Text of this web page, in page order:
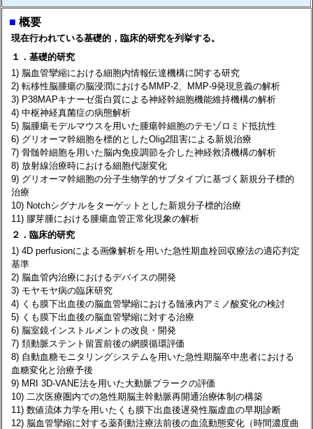
■ 概要
現在行われている基礎的，臨床的研究を列挙する。
１．基礎的研究
1) 脳血管攣縮における細胞内情報伝達機構に関する研究
2) 転移性脳腫瘍の脳浸潤におけるMMP-2、MMP-9発現意義の解析
3) P38MAPキナーゼ蛋白質による神経幹細胞機能維持機構の解析
4) 中枢神経真菌症の病態解析
5) 脳腫瘍モデルマウスを用いた腫瘍幹細胞のテモゾロミド抵抗性
6) グリオーマ幹細胞を標的としたOlig2阻害による新規治療
7) 骨髄幹細胞を用いた脳内免疫調節を介した神経救済機構の解析
8) 放射線治療時における細胞代謝変化
9) グリオーマ幹細胞の分子生物学的サブタイプに基づく新規分子標的
治療
10) Notchシグナルをターゲットとした新規分子標的治療
11) 膠芽腫における腫瘍血管正常化現象の解析
２．臨床的研究
1) 4D perfusionによる画像解析を用いた急性期血栓回収療法の適応判定
基準
2) 脳血管内治療におけるデバイスの開発
3) モヤモヤ病の臨床研究
4) くも膜下出血後の脳血管攣縮における髄液内アミノ酸変化の検討
5) くも膜下出血後の脳血管攣縮に対する治療
6) 脳室鏡インストルメントの改良・開発
7) 頚動脈ステント留置前後の網膜循環評価
8) 自動血糖モニタリングシステムを用いた急性期脳卒中患者における
血糖変化と治療予後
9) MRI 3D-VANE法を用いた大動脈プラークの評価
10) 二次医療圏内での急性期脳主幹動脈再開通治療体制の構築
11) 数値流体力学を用いたくも膜下出血後遅発性脳虚血の早期診断
12) 脳血管攣縮に対する薬剤動注療法前後の血流動態変化（時間濃度曲